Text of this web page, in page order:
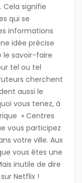
Cela signifie
qui se
informations
idée précise
le savoir-faire
tel ou tel
cherchent
aussi le
vous tenez, à
» Centres
vous participez
votre ville. Aux
vous êtes une
inutile de dire
Netflix !